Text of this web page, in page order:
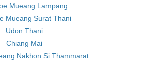
Mueang Lampang
Mueang Surat Thani
Udon Thani
Chiang Mai
Nakhon Si Thammarat